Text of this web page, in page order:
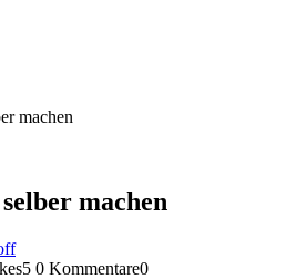
machen
machen
5 0 Kommentare0